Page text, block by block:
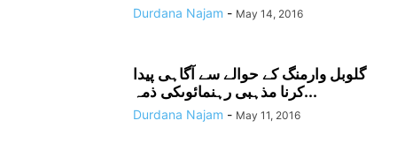
Durdana Najam - May 14, 2016
گلوبل وارمنگ کے حوالے سے آگاہی پیدا
کرنا مذہبی رہنمائوںکی ذمہ...
Durdana Najam - May 11, 2016